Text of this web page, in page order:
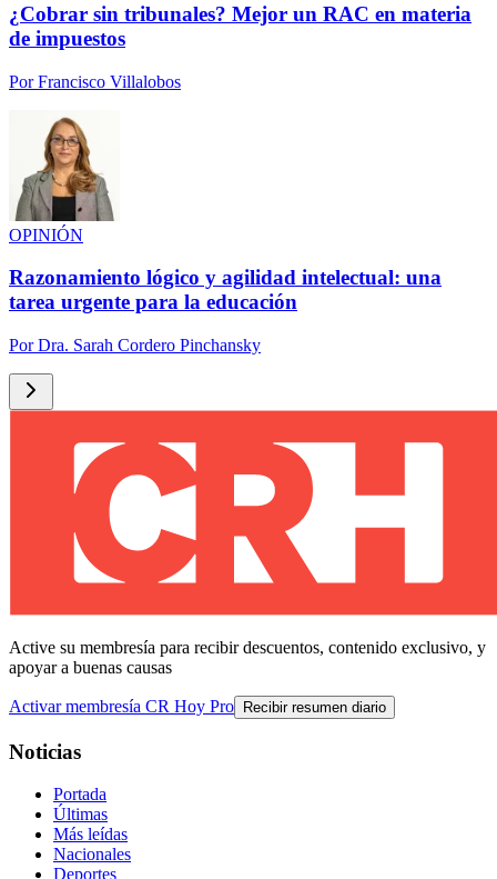
¿Cobrar sin tribunales? Mejor un RAC en materia
de impuestos
PorFrancisco Villalobos
OPINIÓN
Razonamiento lógico y agilidad intelectual: una
tarea urgente para la educación
PorDra. Sarah Cordero Pinchansky
Active su membresía para recibir descuentos, contenido exclusivo, y
apoyar a buenas causas
Activar membresía CR Hoy Pro Recibir resumen diario
Noticias
Portada
Últimas
Más leídas
Nacionales
Deportes